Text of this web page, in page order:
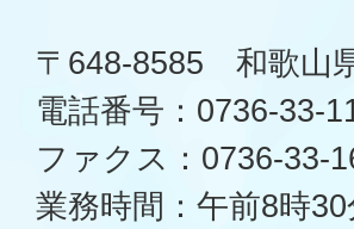
〒648-8585 和歌山
電話番号：0736-33-
ファクス：0736-33-
業務時間：午前8時